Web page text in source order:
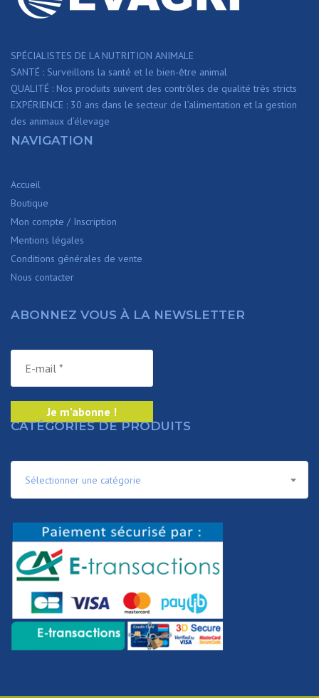
SPÉCIALISTES DE LA NUTRITION ANIMALE
SANTÉ : Surveillons la santé et le bien-être animal
QUALITÉ : Nos produits suivent des contrôles de qualité très stricts
EXPÉRIENCE : 30 ans dans le secteur de l’alimentation et la gestion
des animaux d’élevage
NAVIGATION
Accueil
Boutique
Mon compte / Inscription
Mentions légales
Conditions générales de vente
Nous contacter
ABONNEZ VOUS À LA NEWSLETTER
CATÉGORIES DE PRODUITS
Sélectionner une catégorie